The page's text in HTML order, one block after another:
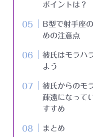
ポイントは？
B型で射手座
めの注意点
彼氏はモラハ
よう
彼氏からのモ
疎遠になって
すすめ
まとめ